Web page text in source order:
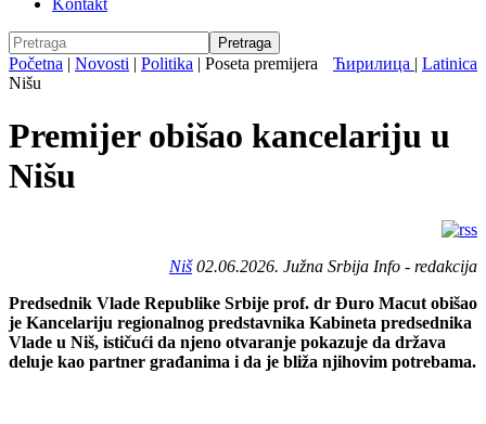
Kontakt
Ћирилица | Latinica
Početna | Novosti | Politika | Poseta premijera
Nišu
Premijer obišao kancelariju u
Nišu
Niš02.06.2026. Južna Srbija Info - redakcija
Predsednik Vlade Republike Srbije prof. dr Đuro Macut obišao
je Kancelariju regionalnog predstavnika Kabineta predsednika
Vlade u Niš, ističući da njeno otvaranje pokazuje da država
deluje kao partner građanima i da je bliža njihovim potrebama.